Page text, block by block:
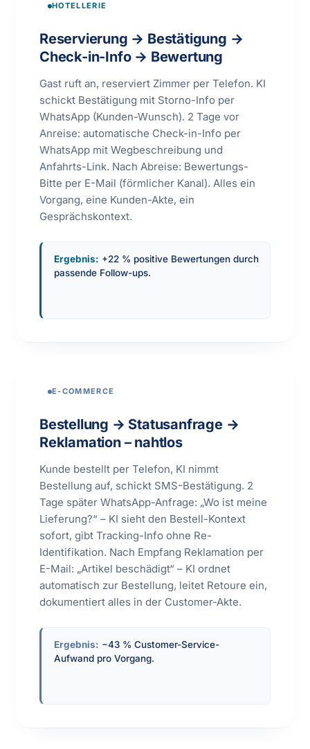
HOTELLERIE
Reservierung → Bestätigung →
Check-in-Info → Bewertung
Gast ruft an, reserviert Zimmer per Telefon. KI
schickt Bestätigung mit Storno-Info per
WhatsApp (Kunden-Wunsch). 2 Tage vor
Anreise: automatische Check-in-Info per
WhatsApp mit Wegbeschreibung und
Anfahrts-Link. Nach Abreise: Bewertungs-
Bitte per E-Mail (förmlicher Kanal). Alles ein
Vorgang, eine Kunden-Akte, ein
Gesprächskontext.
Ergebnis: +22 % positive Bewertungen durch
passende Follow-ups.
E-COMMERCE
Bestellung → Statusanfrage →
Reklamation – nahtlos
Kunde bestellt per Telefon, KI nimmt
Bestellung auf, schickt SMS-Bestätigung. 2
Tage später WhatsApp-Anfrage: „Wo ist meine
Lieferung?“ – KI sieht den Bestell-Kontext
sofort, gibt Tracking-Info ohne Re-
Identifikation. Nach Empfang Reklamation per
E-Mail: „Artikel beschädigt“ – KI ordnet
automatisch zur Bestellung, leitet Retoure ein,
dokumentiert alles in der Customer-Akte.
Ergebnis: −43 % Customer-Service-
Aufwand pro Vorgang.